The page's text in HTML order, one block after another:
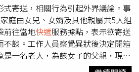
式寄送，相關行為引起外界議論。事
庭由女兒、女婿及其他親屬共5人組
前往當地快遞服務據點，表示欲寄送
不談。工作人員察覺異狀後決定開箱
一名老人，為該女子的父親，現場
描述，該名男子當時出現明顯不適，